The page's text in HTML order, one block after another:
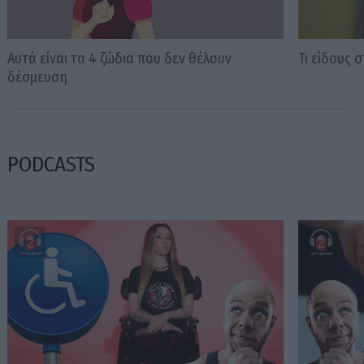
Αυτά είναι τα 4 ζώδια που δεν θέλουν
δέσμευση
Τι είδους
PODCASTS